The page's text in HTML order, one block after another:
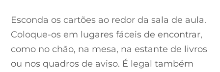
Esconda os cartões ao redor da sala de aula.
Coloque-os em lugares fáceis de encontrar,
como no chão, na mesa, na estante de livros
ou nos quadros de aviso. É legal também